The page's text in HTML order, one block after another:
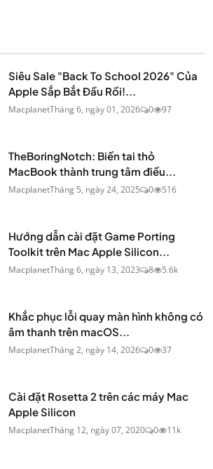
Siêu Sale "Back To School 2026" Của
Apple Sắp Bắt Đầu Rồi!...
MacplanetTháng 6, ngày 01, 2026 0 97
TheBoringNotch: Biến tai thỏ
MacBook thành trung tâm điều...
MacplanetTháng 5, ngày 24, 2025 0 516
Hướng dẫn cài đặt Game Porting
Toolkit trên Mac Apple Silicon...
MacplanetTháng 6, ngày 13, 2023 8 5.6k
Khắc phục lỗi quay màn hình không có
âm thanh trên macOS...
MacplanetTháng 2, ngày 14, 2026 0 37
Cài đặt Rosetta 2 trên các máy Mac
Apple Silicon
MacplanetTháng 12, ngày 07, 2020 0 11k